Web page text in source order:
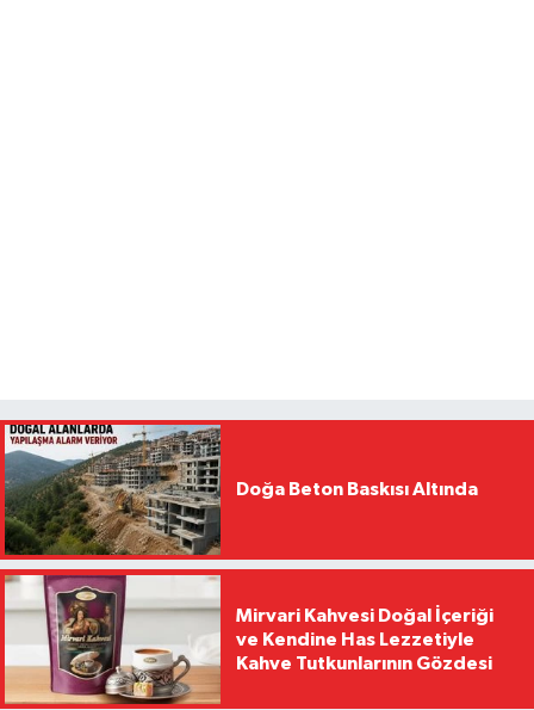
Doğa Beton Baskısı Altında
Mirvari Kahvesi Doğal İçeriği
ve Kendine Has Lezzetiyle
Kahve Tutkunlarının Gözdesi